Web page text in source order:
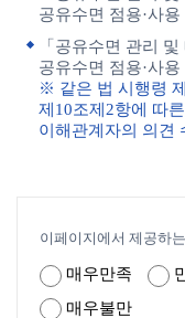
공유수면 점용·사
「공유수면 관리
공유수면 점용·사
※ 같은 법 시행령
제10조제2항에 따
이해관계자의 의견
이페이지에서 제공하
매우만족
매우불만